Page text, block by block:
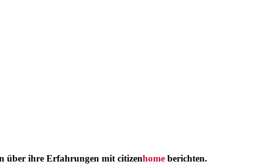
über ihre Erfahrungen mit citizenhome berichten.